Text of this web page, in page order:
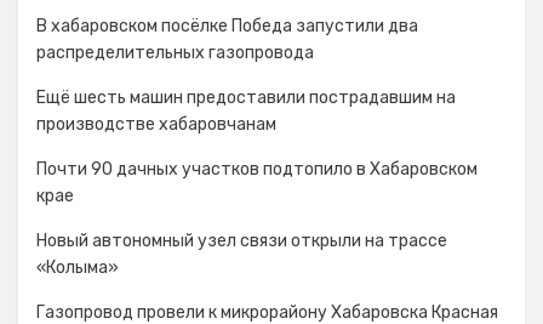
В хабаровском посёлке Победа запустили два
распределительных газопровода
Ещё шесть машин предоставили пострадавшим на
производстве хабаровчанам
Почти 90 дачных участков подтопило в Хабаровском
крае
Новый автономный узел связи открыли на трассе
«Колыма»
Газопровод провели к микрорайону Хабаровска Красная